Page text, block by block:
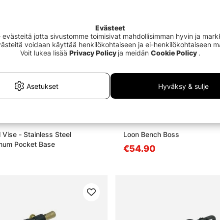
Vise - Stainless Steel
Pocket Base
Loon Bench Boss
€54.90
Evästeet
evästeitä jotta sivustomme toimisivat mahdollisimman hyvin ja
voidaan käyttää henkilökohtaiseen ja ei-henkilökohtaiseen
Voit lukea lisää Privacy Policy ja meidän Cookie Policy .
Asetukset Hyväksy & sulje